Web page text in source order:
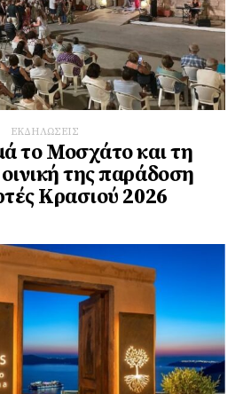
ΕΚΔΗΛΩΣΕΙΣ
το Μοσχάτο και τη
της παράδοση
Κρασιού 2026